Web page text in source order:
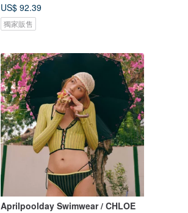
US$ 92.39
獨家販售
Aprilpoolday Swimwear / CHLOE